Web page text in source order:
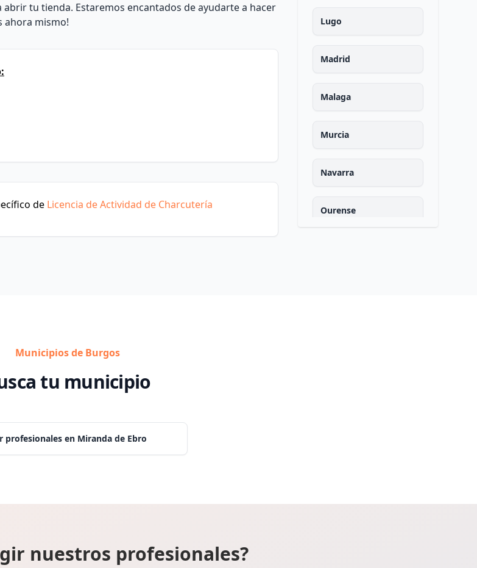
tu tienda. Estaremos encantados de ayudarte a hacer
ahora mismo!
de Licencia de Actividad de Charcutería
Lugo
Madrid
Malaga
Murcia
Navarra
Ourense
Municipios de Burgos
tu municipio
profesionales en Miranda de Ebro
nuestros profesionales?